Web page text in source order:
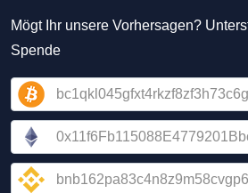
Mögt Ihr unsere Vorhersagen?
Spende